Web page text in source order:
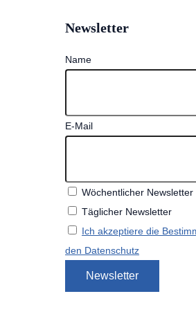
Newsletter
Name
E-Mail
Wöchentlicher Newsletter
Täglicher Newsletter
Ich akzeptiere die
den Datenschutz